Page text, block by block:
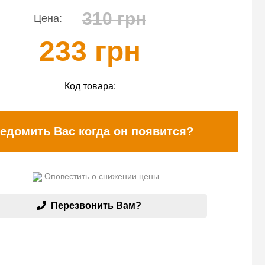
Цена: 310 грн
233 грн
Код товара:
Вас когда он появится?
Оповестить о снижении цены
Перезвонить Вам?